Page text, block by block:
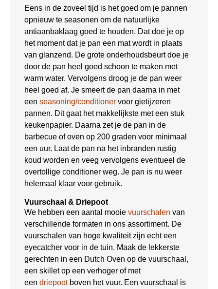
Eens in de zoveel tijd is het goed om je pannen
opnieuw te seasonen om de natuurlijke
antiaanbaklaag goed te houden. Dat doe je op
het moment dat je pan een mat wordt in plaats
van glanzend. De grote onderhoudsbeurt doe je
door de pan heel goed schoon te maken met
warm water. Vervolgens droog je de pan weer
heel goed af. Je smeert de pan daarna in met
een seasoning/conditioner voor gietijzeren
pannen. Dit gaat het makkelijkste met een stuk
keukenpapier. Daarna zet je de pan in de
barbecue of oven op 200 graden voor minimaal
een uur. Laat de pan na het inbranden rustig
koud worden en veeg vervolgens eventueel de
overtollige conditioner weg. Je pan is nu weer
helemaal klaar voor gebruik.
Vuurschaal & Driepoot
We hebben een aantal mooie vuurschalen van
verschillende formaten in ons assortiment. De
vuurschalen van hoge kwaliteit zijn echt een
eyecatcher voor in de tuin. Maak de lekkerste
gerechten in een Dutch Oven op de vuurschaal,
een skillet op een verhoger of met
een driepootboven het vuur. Een vuurschaal is